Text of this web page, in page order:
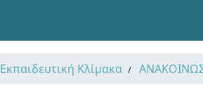
Εκπαιδευτική Κλίμακα